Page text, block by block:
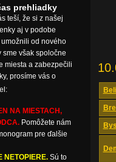
prehliadky
teší, že si z našej
aj v podobe
od nového
sme však spoločne
miesta a zabezpečili
prosíme vás o
NA MIESTACH,
Pomôžete nám
pre ďalšie
NETOPIERE.Sú to